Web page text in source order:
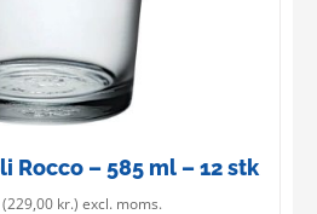
Rocco – 585 ml – 12 stk
229,00 kr.) excl. moms.